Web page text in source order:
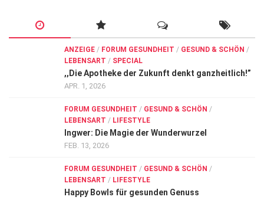
Innovationen
Kampf gegen Krebs
ANZEIGE / FORUM GESUNDHEIT / GESUND & SCHÖN /
LEBENSART / SPECIAL
,,Die Apotheke der Zukunft denkt ganzheitlich!”
APR. 1, 2026
FORUM GESUNDHEIT / GESUND & SCHÖN /
LEBENSART / LIFESTYLE
Ingwer: Die Magie der Wunderwurzel
FEB. 13, 2026
FORUM GESUNDHEIT / GESUND & SCHÖN /
LEBENSART / LIFESTYLE
Happy Bowls für gesunden Genuss